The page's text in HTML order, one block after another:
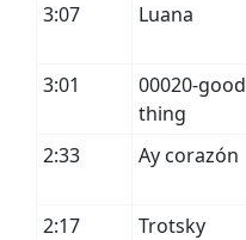
3:07
Luana
3:01
00020-good
thing
2:33
Ay corazón
2:17
Trotsky